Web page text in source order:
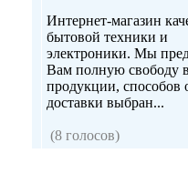
Интернет-магазин
бытовой техники и
электроники. Мы
Вам полную свободу
продукции, способов
доставки выбран...
(8 голосов)